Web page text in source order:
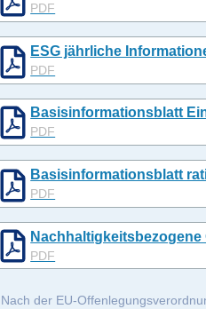
PDF
ESG jährliche
PDF
Basisinformationsblatt
PDF
Basisinformationsblatt
PDF
PDF
Nach der EU-